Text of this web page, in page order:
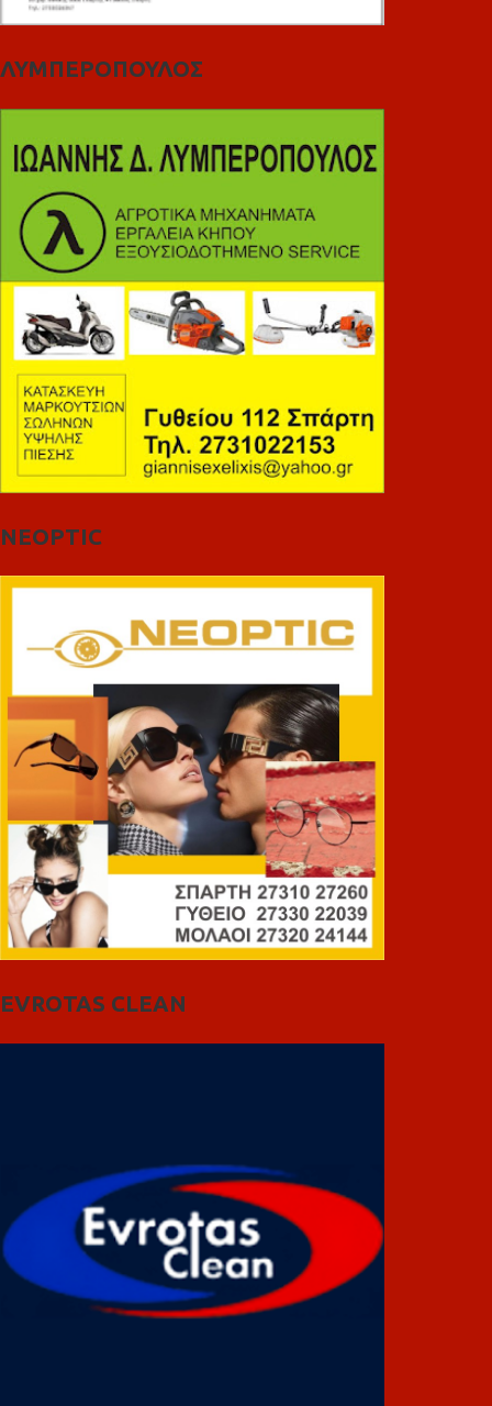
ΛΥΜΠΕΡΟΠΟΥΛΟΣ
NEOPTIC
EVROTAS CLEAN